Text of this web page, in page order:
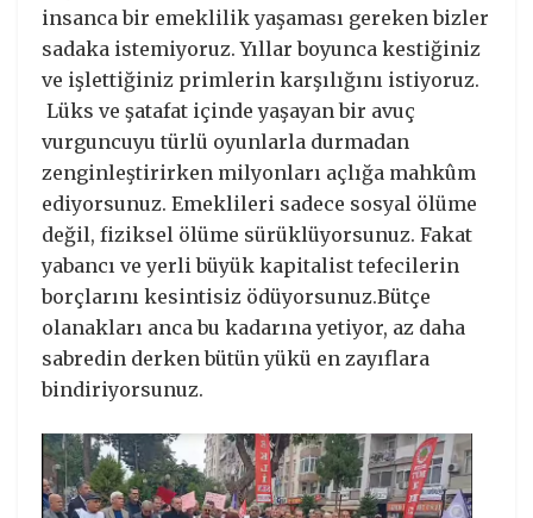
insanca bir emeklilik yaşaması gereken bizler
sadaka istemiyoruz. Yıllar boyunca kestiğiniz
ve işlettiğiniz primlerin karşılığını istiyoruz.
Lüks ve şatafat içinde yaşayan bir avuç
vurguncuyu türlü oyunlarla durmadan
zenginleştirirken milyonları açlığa mahkûm
ediyorsunuz. Emeklileri sadece sosyal ölüme
değil, fiziksel ölüme sürüklüyorsunuz. Fakat
yabancı ve yerli büyük kapitalist tefecilerin
borçlarını kesintisiz ödüyorsunuz.Bütçe
olanakları anca bu kadarına yetiyor, az daha
sabredin derken bütün yükü en zayıflara
bindiriyorsunuz.